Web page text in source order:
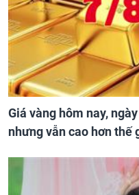
Giá vàng hôm nay,
nhưng vẫn cao hơn